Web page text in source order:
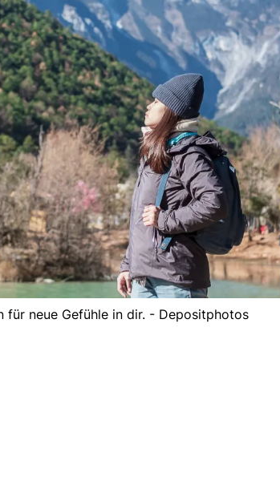
für neue Gefühle in dir. - Depositphotos